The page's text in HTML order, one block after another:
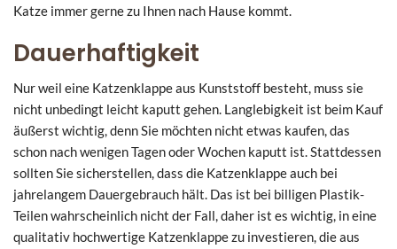
Katze immer gerne zu Ihnen nach Hause kommt.
Dauerhaftigkeit
Nur weil eine Katzenklappe aus Kunststoff besteht, muss sie
nicht unbedingt leicht kaputt gehen. Langlebigkeit ist beim Kauf
äußerst wichtig, denn Sie möchten nicht etwas kaufen, das
schon nach wenigen Tagen oder Wochen kaputt ist. Stattdessen
sollten Sie sicherstellen, dass die Katzenklappe auch bei
jahrelangem Dauergebrauch hält. Das ist bei billigen Plastik-
Teilen wahrscheinlich nicht der Fall, daher ist es wichtig, in eine
qualitativ hochwertige Katzenklappe zu investieren, die aus